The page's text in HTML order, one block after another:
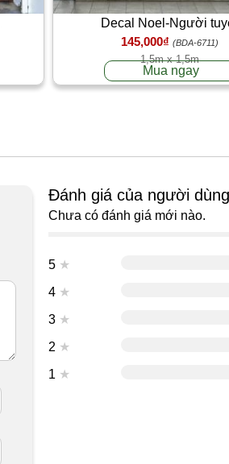
Decal Noel-Người
145,000₫ (BDA-6711)
1,5m x 1,5m
Mua ngay
Đánh giá của người dùng
Chưa có đánh giá mới nào.
5 ★
4 ★
3 ★
2 ★
1 ★